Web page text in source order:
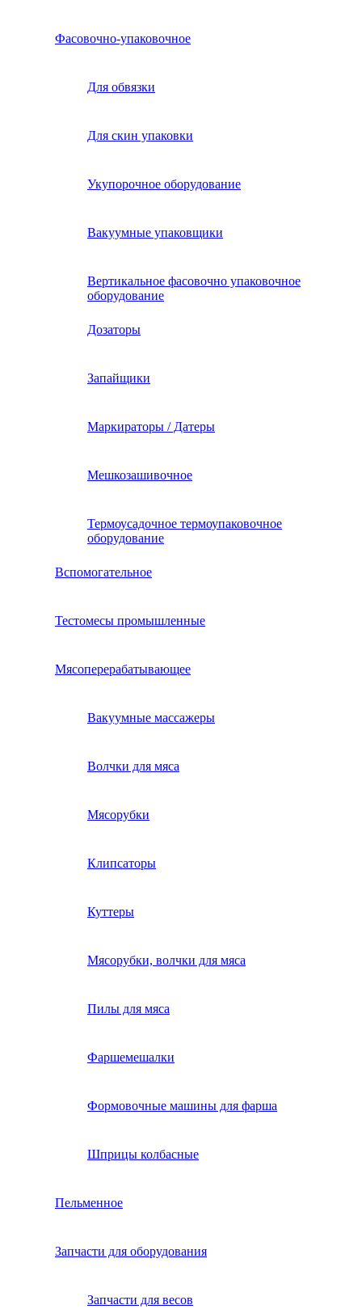
Фасовочно-упаковочное
Для обвязки
Для скин упаковки
Укупорочное оборудование
Вакуумные упаковщики
Вертикальное фасовочно упаковочное
оборудование
Дозаторы
Запайщики
Маркираторы / Датеры
Мешкозашивочное
Термоусадочное термоупаковочное
оборудование
Вспомогательное
Тестомесы промышленные
Мясоперерабатывающее
Вакуумные массажеры
Волчки для мяса
Мясорубки
Клипсаторы
Куттеры
Мясорубки, волчки для мяса
Пилы для мяса
Фаршемешалки
Формовочные машины для фарша
Шприцы колбасные
Пельменное
Запчасти для оборудования
Запчасти для весов